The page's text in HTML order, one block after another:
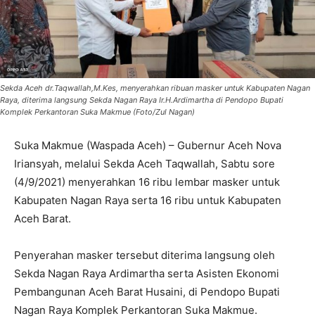
Sekda Aceh dr.Taqwallah,M.Kes, menyerahkan ribuan masker untuk Kabupaten Nagan
Raya, diterima langsung Sekda Nagan Raya Ir.H.Ardimartha di Pendopo Bupati
Komplek Perkantoran Suka Makmue (Foto/Zul Nagan)
Suka Makmue (Waspada Aceh) – Gubernur Aceh Nova
Iriansyah, melalui Sekda Aceh Taqwallah, Sabtu sore
(4/9/2021) menyerahkan 16 ribu lembar masker untuk
Kabupaten Nagan Raya serta 16 ribu untuk Kabupaten
Aceh Barat.
Penyerahan masker tersebut diterima langsung oleh
Sekda Nagan Raya Ardimartha serta Asisten Ekonomi
Pembangunan Aceh Barat Husaini, di Pendopo Bupati
Nagan Raya Komplek Perkantoran Suka Makmue.